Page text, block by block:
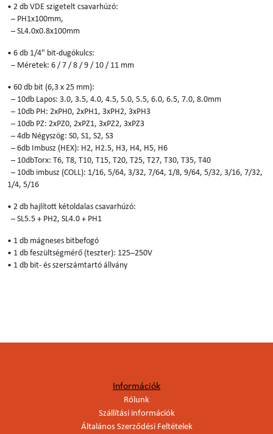
• 2 db VDE szigetelt csavarhúzó:
– PH1x100mm,
– SL4.0x0.8x100mm
• 6 db 1/4" bit-dugókulcs:
– Méretek: 6 / 7 / 8 / 9 / 10 / 11 mm
• 60 db bit (6,3 x 25 mm):
– 10db Lapos: 3.0, 3.5, 4.0, 4.5, 5.0, 5.5, 6.0, 6.5, 7.0, 8.0mm
– 10db PH: 2xPH0, 2xPH1, 3xPH2, 3xPH3
– 10db PZ: 2xPZ0, 2xPZ1, 3xPZ2, 3xPZ3
– 4db Négyszög: S0, S1, S2, S3
– 6db Imbusz (HEX): H2, H2.5, H3, H4, H5, H6
– 10dbTorx: T6, T8, T10, T15, T20, T25, T27, T30, T35, T40
– 10db imbusz (COLL): 1/16, 5/64, 3/32, 7/64, 1/8, 9/64, 5/32, 3/16, 7/32,
1/4, 5/16
• 2 db hajlított kétoldalas csavarhúzó:
– SL5.5 + PH2, SL4.0 + PH1
• 1 db mágneses bitbefogó
• 1 db feszültségmérő (teszter): 125–250V
• 1 db bit- és szerszámtartó állvány
Információk
Rólunk
Szállítási információk
Általános Szerződési Feltételek